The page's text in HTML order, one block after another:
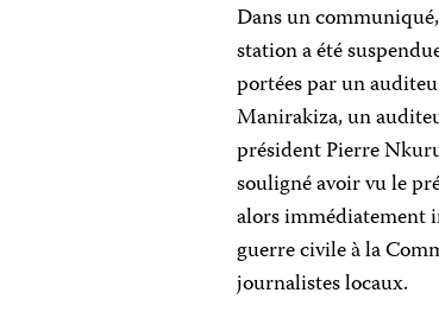
Dans un
station a été
portées par un
Manirakiza, un
président Pierre
souligné avoir vu le
alors immédiatement
guerre civile à la
journalistes locaux.